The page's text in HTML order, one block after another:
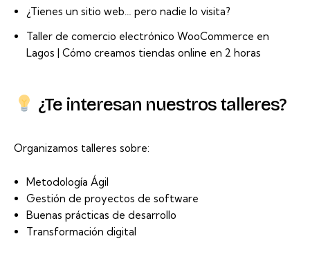
¿Tienes un sitio web… pero nadie lo visita?
Taller de comercio electrónico WooCommerce en
Lagos | Cómo creamos tiendas online en 2 horas
¿Te interesan nuestros talleres?
Organizamos talleres sobre:
Metodología Ágil
Gestión de proyectos de software
Buenas prácticas de desarrollo
Transformación digital